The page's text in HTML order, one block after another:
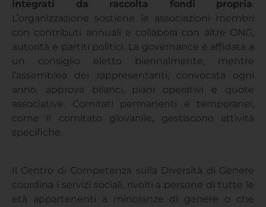
integrati da raccolta fondi propria.
L’organizzazione sostiene le associazioni membri
con contributi annuali e collabora con altre ONG,
autorità e partiti politici. La governance è affidata a
un consiglio eletto biennalmente, mentre
l’assemblea dei rappresentanti, convocata ogni
anno, approva bilanci, piani operativi e quote
associative. Comitati permanenti e temporanei,
come il comitato giovanile, gestiscono attività
specifiche.
Il Centro di Competenza sulla Diversità di Genere
coordina i servizi sociali, rivolti a persone di tutte le
età appartenenti a minoranze di genere o che